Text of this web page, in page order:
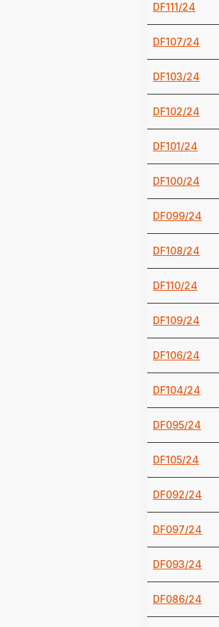
DF111/24
DF107/24
DF103/24
DF102/24
DF101/24
DF100/24
DF099/24
DF108/24
DF110/24
DF109/24
DF106/24
DF104/24
DF095/24
DF105/24
DF092/24
DF097/24
DF093/24
DF086/24